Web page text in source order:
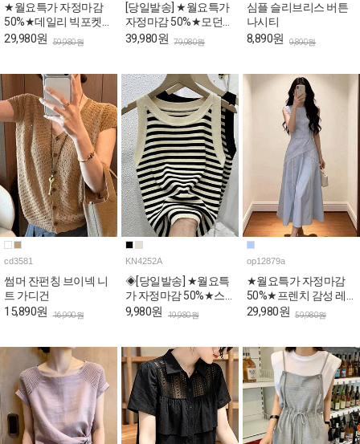
★월요특가 자정마감
50%★데일리 빅포켓
플레어 스커트
29,980원 59,980원
[당일발송] ★월요특가
자정마감 50%★모던
오피스룩 블라우스&H
스커트 4SET [스카프&
39,980원 79,980원
심플 슬리브리스 버튼
나시티
8,890원 9,890원
cd3581
썸머 잔펀칭 브이넥 니
트 가디건
15,890원 16,990원
KN4252A
◈[당일발송] ★월요특
가 자정마감 50%★스
트라이프 민소매 여름
9,980원 19,980원
op12879a
★월요특가 자정마감
50%★프렌치 감성 레
이스 민소매 원피스
29,980원 59,980원